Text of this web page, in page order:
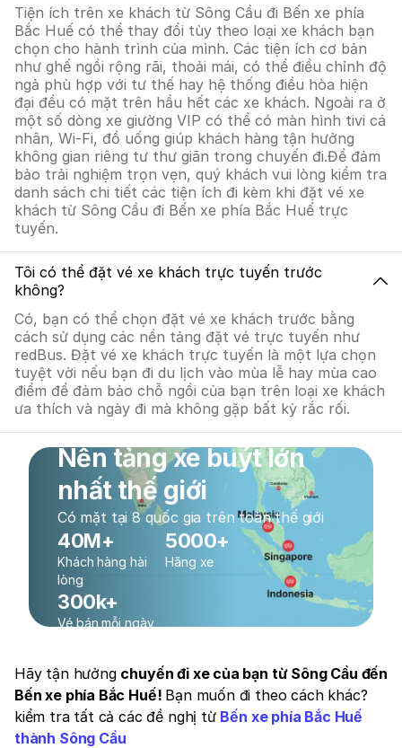
Tiện ích trên xe khách từ Sông Cầu đi Bến xe phía
Bắc Huế có thể thay đổi tùy theo loại xe khách bạn
chọn cho hành trình của mình. Các tiện ích cơ bản
như ghế ngồi rộng rãi, thoải mái, có thể điều chỉnh độ
ngả phù hợp với tư thế hay hệ thống điều hòa hiện
đại đều có mặt trên hầu hết các xe khách. Ngoài ra ở
một số dòng xe giường VIP có thể có màn hình tivi cá
nhân, Wi-Fi, đồ uống giúp khách hàng tận hưởng
không gian riêng tư thư giãn trong chuyến đi.Để đảm
bảo trải nghiệm trọn vẹn, quý khách vui lòng kiểm tra
danh sách chi tiết các tiện ích đi kèm khi đặt vé xe
khách từ Sông Cầu đi Bến xe phía Bắc Huế trực
tuyến.
Tôi có thể đặt vé xe khách trực tuyến trước
không?
Có, bạn có thể chọn đặt vé xe khách trước bằng
cách sử dụng các nền tảng đặt vé trực tuyến như
redBus. Đặt vé xe khách trực tuyến là một lựa chọn
tuyệt vời nếu bạn đi du lịch vào mùa lễ hay mùa cao
điểm để đảm bảo chỗ ngồi của bạn trên loại xe khách
ưa thích và ngày đi mà không gặp bất kỳ rắc rối.
Nền tảng xe buýt lớn
nhất thế giới
Có mặt tại 8 quốc gia trên toàn thế giới
40M+
Khách hàng hài
lòng
5000+
Hãng xe
300k+
Vé bán mỗi ngày
Hãy tận hưởng chuyến đi xe của bạn từ Sông Cầu đến
Bến xe phía Bắc Huế! Bạn muốn đi theo cách khác?
kiểm tra tất cả các đề nghị từ Bến xe phía Bắc Huế
thành Sông Cầu